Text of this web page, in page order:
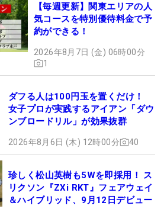
【毎週更新】関東エリアの人
気コースを特別優待料金で予
約ができる！
2026年8月7日 (金) 06時00分
1
ダフる人は100円玉を置くだけ！
女子プロが実践するアイアン「ダウ
ンブロードリル」が効果抜群
2026年8月6日 (木) 12時00分 40
珍しく松山英樹も5Wを即採用！ ス
リクソン『ZXi RKT』フェアウェイ
＆ハイブリッド、9月12日デビュー